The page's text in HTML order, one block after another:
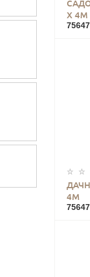
Х 4М
4М